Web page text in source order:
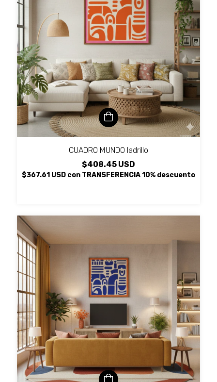
CUADRO MUNDO ladrillo
$408.45 USD
$367.61 USD con TRANSFERENCIA 10% descuento